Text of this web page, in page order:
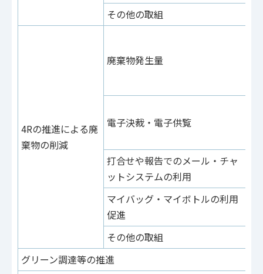
その他の取組
4Rの推進による廃
棄物の削減
廃棄物発生量
電子決裁・電子供覧
打合せや報告でのメール・チャ
ットシステムの利用
マイバッグ・マイボトルの利用
促進
その他の取組
グリーン調達等の推進